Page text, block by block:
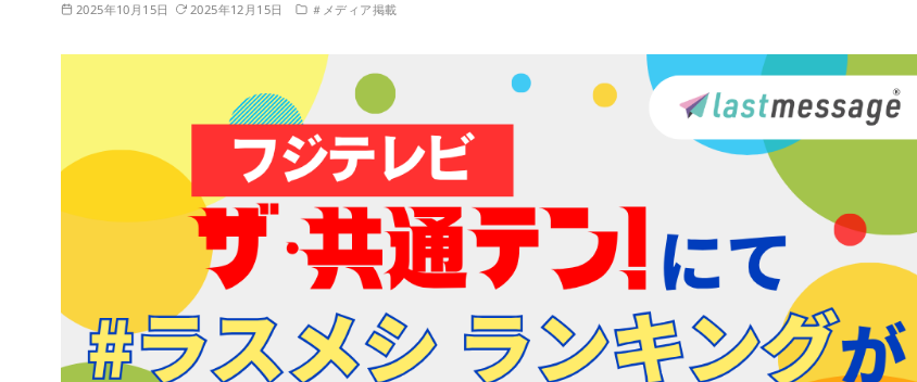
2025年10月15日 2025年12月15日 ＃メディア掲載